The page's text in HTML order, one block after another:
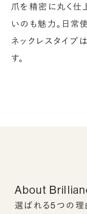
爪を精密に丸く仕
いのも魅力。日常
ネックレスタイプ
す。
About
選ばれる5つの理